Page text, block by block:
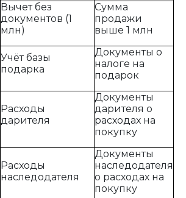
Вычет без
документов (1
млн)
Сумма
продажи
выше 1 млн
Учёт базы
подарка
Документы о
налоге на
подарок
Расходы
дарителя
Документы
дарителя о
расходах на
покупку
Расходы
наследодателя
Документы
наследодателя
о расходах на
покупку